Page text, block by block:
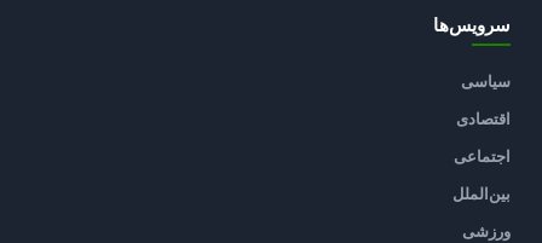
سرویس‌ها
سیاسی
اقتصادی
اجتماعی
بین‌الملل
ورزشی